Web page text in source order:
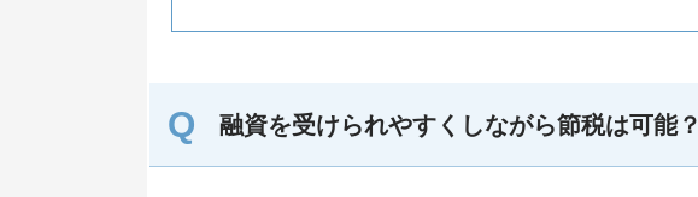
融資を受けられやすくしながら節税は可能？